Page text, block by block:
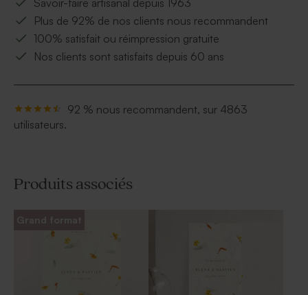
Savoir-faire artisanal depuis 1963
Plus de 92% de nos clients nous recommandent
100% satisfait ou réimpression gratuite
Nos clients sont satisfaits depuis 60 ans
92 % nous recommandent, sur 4863
utilisateurs.
Produits associés
Grand format